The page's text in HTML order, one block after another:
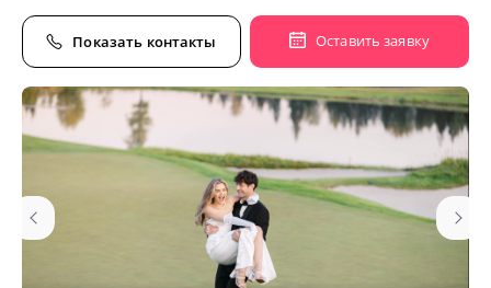
Оставить заявку
Показать контакты